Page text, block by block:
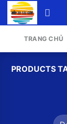
Skip
TRANG CHỦ
PRODUCTS